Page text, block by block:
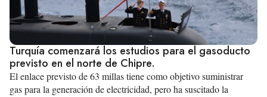
Turquía comenzará los estudios para el gasoducto
previsto en el norte de Chipre.
El enlace previsto de 63 millas tiene como objetivo suministrar
gas para la generación de electricidad, pero ha suscitado la